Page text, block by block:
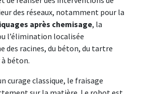
des réseaux, notamment pour la
après chemisage, la
l’élimination localisée
des racines, du béton, du tartre
béton.
curage classique, le fraisage